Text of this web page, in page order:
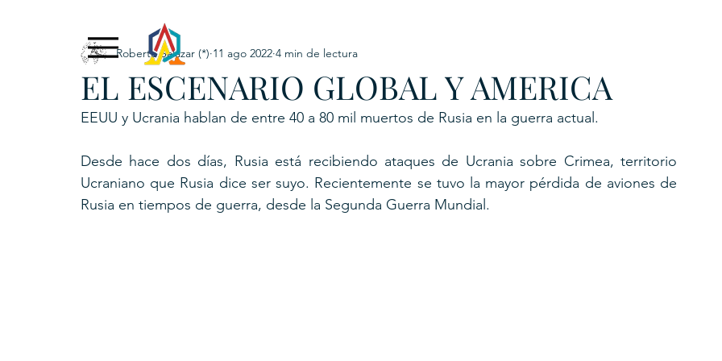
5. CSPINC.TECH 6. HEXAGON GROUP
Exclusive Content ADNPL IGRP LATAM2021
EL ESCENARIO GLOBAL Y AMERICA
Roberto Salazar (*) 11 ago 2022 4 min de lectura
EEUU y Ucrania hablan de entre 40 a 80 mil muertos de Rusia en la guerra actual.
Desde hace dos días, Rusia está recibiendo ataques de Ucrania sobre Crimea, territorio
Ucraniano que Rusia dice ser suyo. Recientemente se tuvo la mayor pérdida de aviones de
Rusia en tiempos de guerra, desde la Segunda Guerra Mundial.